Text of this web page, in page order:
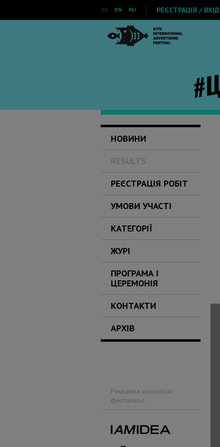
UA EN RU РЕЄСТРАЦІЯ / ВХІД
НОВИНИ
RESULTS
РЕЄСТРАЦІЯ РОБІТ
УМОВИ УЧАСТІ
КАТЕГОРІЇ
ЖУРІ
ПРОГРАМА І
ЦЕРЕМОНІЯ
КОНТАКТИ
АРХІВ
Рекламна концепція
фестивалю